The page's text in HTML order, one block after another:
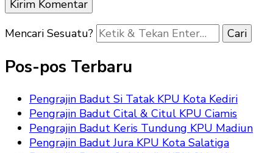
Mencari Sesuatu?
Pos-pos Terbaru
Pengrajin Badut Si Tatak KPU Kota Kediri
Pengrajin Badut Cital & Citul KPU Ciamis
Pengrajin Badut Keris Tundung KPU Madiun
Pengrajin Badut Jura KPU Kota Salatiga